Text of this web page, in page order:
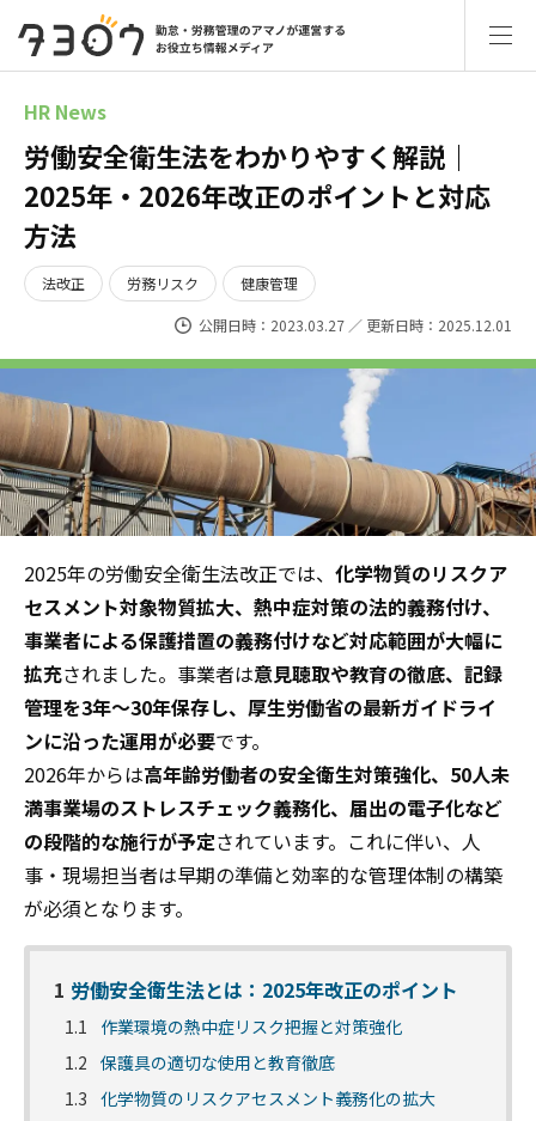
HR News
労働安全衛生法をわかりやすく解説｜
2025年・2026年改正のポイントと対応
方法
法改正 労務リスク 健康管理
公開日時：2023.03.27 ／ 更新日時：2025.12.01
2025年の労働安全衛生法改正では、 化学物質のリスクア
セスメント対象物質拡大、熱中症対策の法的義務付け、
事業者による保護措置の義務付けなど対応範囲が大幅に
拡充されました。事業者は意見聴取や教育の徹底、記録
管理を3年～30年保存し、厚生労働省の最新ガイドライ
ンに沿った運用が必要です。
2026年からは高年齢労働者の安全衛生対策強化、50人未
満事業場のストレスチェック義務化、届出の電子化など
の段階的な施行が予定されています。これに伴い、人
事・現場担当者は早期の準備と効率的な管理体制の構築
が必須となります。
1 労働安全衛生法とは：2025年改正のポイント
1.1
作業環境の熱中症リスク把握と対策強化
1.2 保護具の適切な使用と教育徹底
1.3 化学物質のリスクアセスメント義務化の拡大